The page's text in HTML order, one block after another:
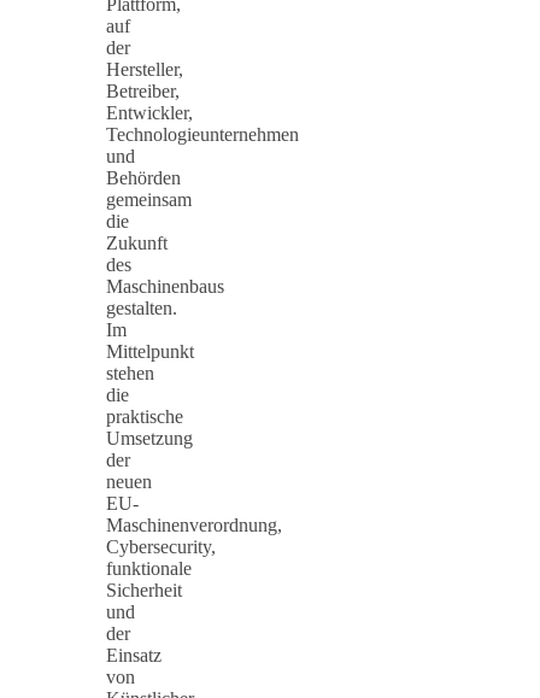
Plattform,
auf
der
Hersteller,
Betreiber,
Entwickler,
Technologieunternehmen
und
Behörden
gemeinsam
die
Zukunft
des
Maschinenbaus
gestalten.
Im
Mittelpunkt
stehen
die
praktische
Umsetzung
der
neuen
EU-
Maschinenverordnung,
Cybersecurity,
funktionale
Sicherheit
und
der
Einsatz
von